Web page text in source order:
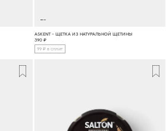
ASKENT - ЩЕТКА ИЗ НАТУРАЛЬНОЙ ЩЕТИНЫ
390₽
99 ₽ в сплит